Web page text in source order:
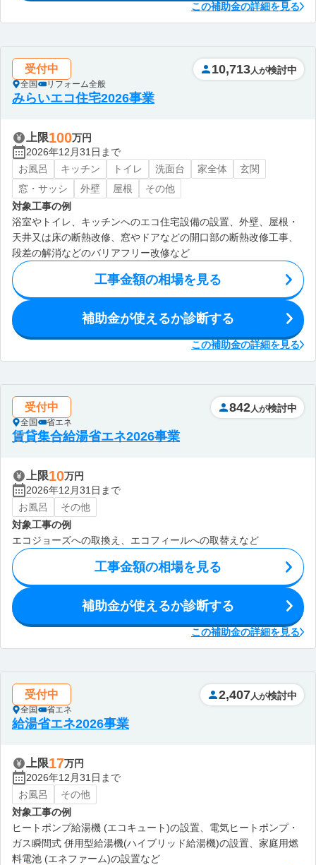
この補助金の詳細を見る
受付中
全国 リフォーム全般
10,713 人が検討中
みらいエコ住宅2026事業
上限100万円
2026年12月31日まで
お風呂
キッチン トイレ 洗面台 家全体
玄関
窓・サッシ
外壁 屋根
その他
対象工事の例
浴室やトイレ、キッチンへのエコ住宅設備の設置、外壁、屋根・
天井又は床の断熱改修、窓やドアなどの開口部の断熱改修工事、
段差の解消などのバリアフリー改修など
工事金額の相場を見る
補助金が使えるか診断する
この補助金の詳細を見る
受付中
全国 省エネ
842 人が検討中
賃貸集合給湯省エネ2026事業
上限10万円
2026年12月31日まで
お風呂
その他
対象工事の例
エコジョーズへの取換え、エコフィールへの取替えなど
工事金額の相場を見る
補助金が使えるか診断する
この補助金の詳細を見る
受付中
全国 省エネ
2,407 人が検討中
給湯省エネ2026事業
上限17万円
2026年12月31日まで
お風呂
その他
対象工事の例
ヒートポンプ給湯機 (エコキュート)の設置、電気ヒートポンプ・
ガス瞬間式 併用型給湯機(ハイブリッド給湯機)の設置、家庭用燃
料電池 (エネファーム)の設置など